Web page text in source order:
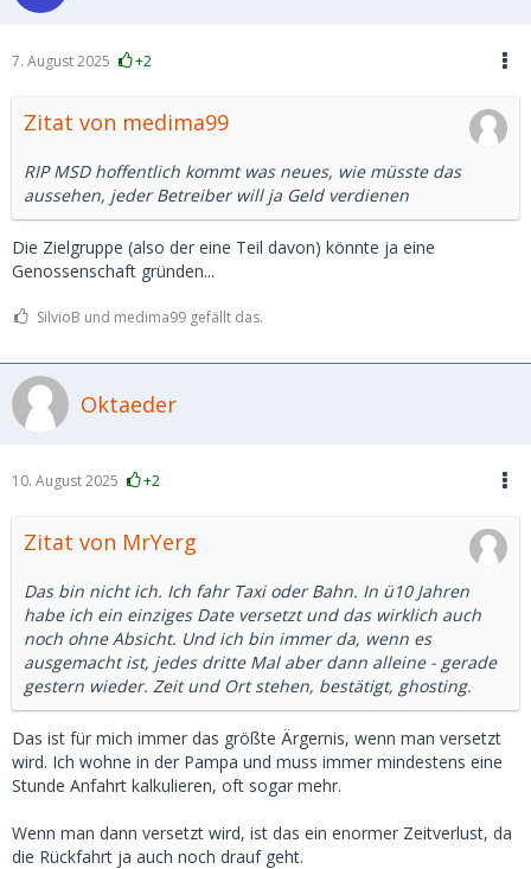
7. August 2025 +2
Zitat von medima99
RIP MSD hoffentlich kommt was neues, wie müsste das
aussehen, jeder Betreiber will ja Geld verdienen
Die Zielgruppe (also der eine Teil davon) könnte ja eine
Genossenschaft gründen...
SilvioB und medima99 gefällt das.
Oktaeder
10. August 2025 +2
Zitat von MrYerg
Das bin nicht ich. Ich fahr Taxi oder Bahn. In ü10 Jahren
habe ich ein einziges Date versetzt und das wirklich auch
noch ohne Absicht. Und ich bin immer da, wenn es
ausgemacht ist, jedes dritte Mal aber dann alleine - gerade
gestern wieder. Zeit und Ort stehen, bestätigt, ghosting.
Das ist für mich immer das größte Ärgernis, wenn man versetzt
wird. Ich wohne in der Pampa und muss immer mindestens eine
Stunde Anfahrt kalkulieren, oft sogar mehr.
Wenn man dann versetzt wird, ist das ein enormer Zeitverlust, da
die Rückfahrt ja auch noch drauf geht.